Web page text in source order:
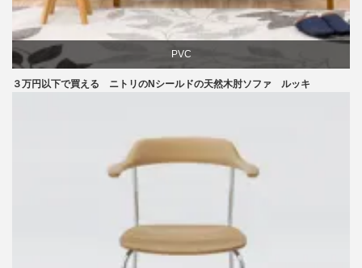
PVC
ニトリ
３万円以下で買える ニトリのNシールドの天然木肘ソファ ルッキ